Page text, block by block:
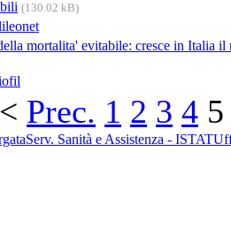
(130.02 kB)
mortalita' evitabile: cresce in Italia
< Prec. 1 2 3 4 5
Serv. Sanità e Assistenza - ISTAT